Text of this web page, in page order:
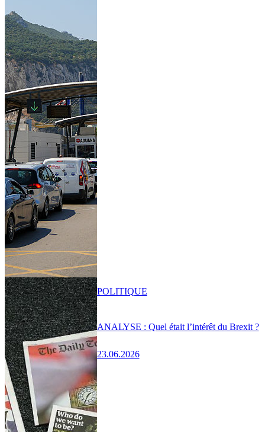
ANALYSE : Quel était l’intérêt du Brexit ?
23.06.2026
POLITIQUE